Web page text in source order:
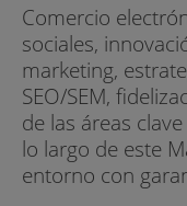
Comercio
sociales,
marketing,
SEO/SEM,
de las áreas
lo largo de este
entorno con